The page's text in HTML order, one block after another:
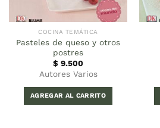
COCINA TEMÁTICA
Pasteles de queso y otros
postres
$ 9.500
Autores Varios
AGREGAR AL CARRITO